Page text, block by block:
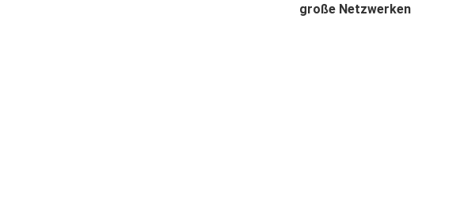
große Netzwerken